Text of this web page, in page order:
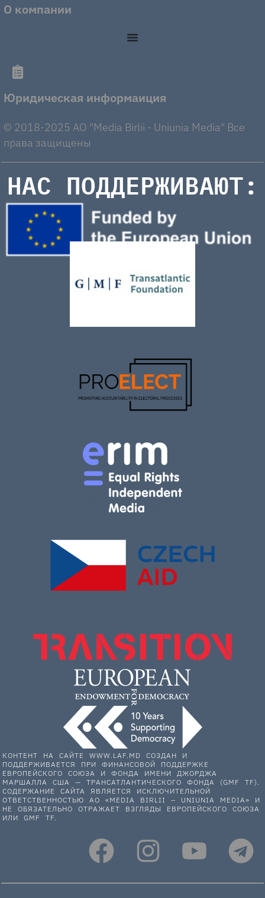
О компании
Юридическая информаиция
© 2018-2025 AO "Media Birlii - Uniunia Media" Все
права защищены
НАС ПОДДЕРЖИВАЮТ:
КОНТЕНТ НА САЙТЕ WWW.LAF.MD СОЗДАН И
ПОДДЕРЖИВАЕТСЯ ПРИ ФИНАНСОВОЙ ПОДДЕРЖКЕ
ЕВРОПЕЙСКОГО СОЮЗА И ФОНДА ИМЕНИ ДЖОРДЖА
МАРШАЛЛА США — ТРАНСАТЛАНТИЧЕСКОГО ФОНДА (GMF TF).
СОДЕРЖАНИЕ САЙТА ЯВЛЯЕТСЯ ИСКЛЮЧИТЕЛЬНОЙ
ОТВЕТСТВЕННОСТЬЮ АО «MEDIA BIRLII – UNIUNIA MEDIA» И
НЕ ОБЯЗАТЕЛЬНО ОТРАЖАЕТ ВЗГЛЯДЫ ЕВРОПЕЙСКОГО СОЮЗА
ИЛИ GMF TF.